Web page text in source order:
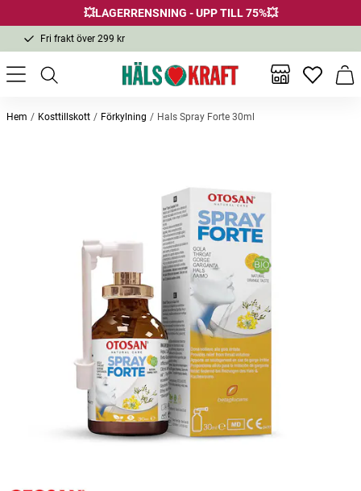
💥LAGERRENSNING - UPP TILL 75%💥
Fri frakt över 299 kr
1-3 dagars leverans
Samma pris i butik & online
Fri frakt över 299 kr
Inga
Hem Kosttillskott Förkylning Hals Spray Forte 30ml
Rhinodoron Nose Spray 20ml
Lägg i varukorgen
Nasal Fresh Stick inhalator
Otosan
Pris :49 kr
49 kr
Lägg i varukorgen